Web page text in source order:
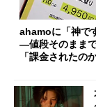
ahamoに「神で
―値段そのまま
「課金されたの